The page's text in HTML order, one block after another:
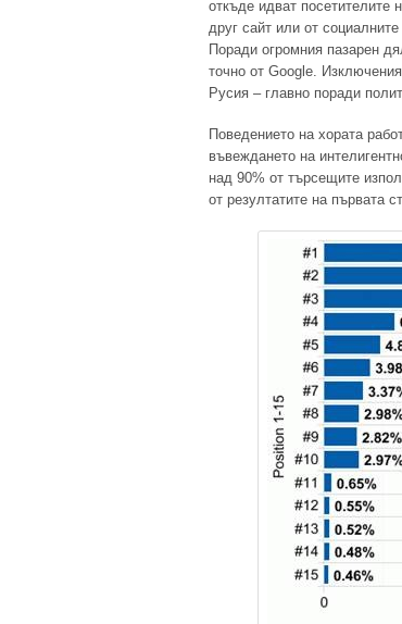
откъде идват посетителите
друг сайт или от
Поради огромния пазарен
точно от Google.
Русия – главно поради
Поведението на хората
въвеждането на
над 90% от търсещите
от резултатите на първата